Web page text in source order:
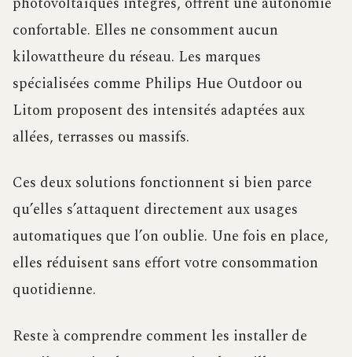
confortable. Elles ne consomment aucun
kilowattheure du réseau. Les marques
spécialisées comme Philips Hue Outdoor ou
Litom proposent des intensités adaptées aux
allées, terrasses ou massifs.
Ces deux solutions fonctionnent si bien parce
qu’elles s’attaquent directement aux usages
automatiques que l’on oublie. Une fois en place,
elles réduisent sans effort votre consommation
quotidienne.
Reste à comprendre comment les installer de